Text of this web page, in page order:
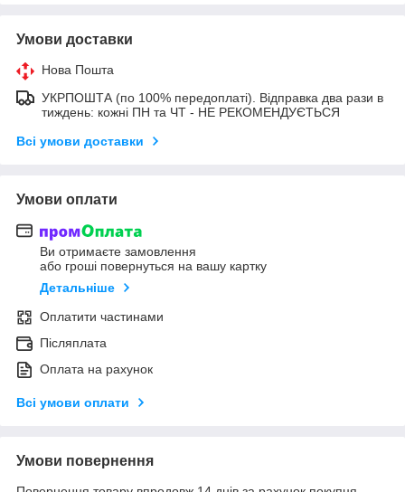
Умови доставки
Нова Пошта
УКРПОШТА (по 100% передоплаті). Відправка два рази в
тиждень: кожні ПН та ЧТ - НЕ РЕКОМЕНДУЄТЬСЯ
Всі умови доставки
Умови оплати
Ви отримаєте замовлення
або гроші повернуться на вашу картку
Детальніше
Оплатити частинами
Післяплата
Оплата на рахунок
Всі умови оплати
Умови повернення